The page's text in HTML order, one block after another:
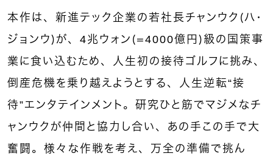
本作は、新進テック企業の若社長チャンウク（ハ・
ジョンウ）が、4兆ウォン（＝4000億円）級の国策事
業に食い込むため、人生初の接待ゴルフに挑み、
倒産危機を乗り越えようとする、人生逆転“接
待”エンタテインメント。研究ひと筋でマジメなチ
ャンウクが仲間と協力し合い、あの手この手で大
奮闘。様々な作戦を考え、万全の準備で挑ん